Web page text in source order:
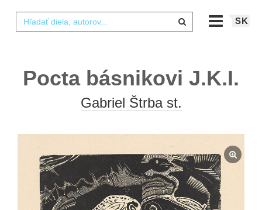
SK
Pocta básnikovi J.K.I.
Gabriel Štrba st.